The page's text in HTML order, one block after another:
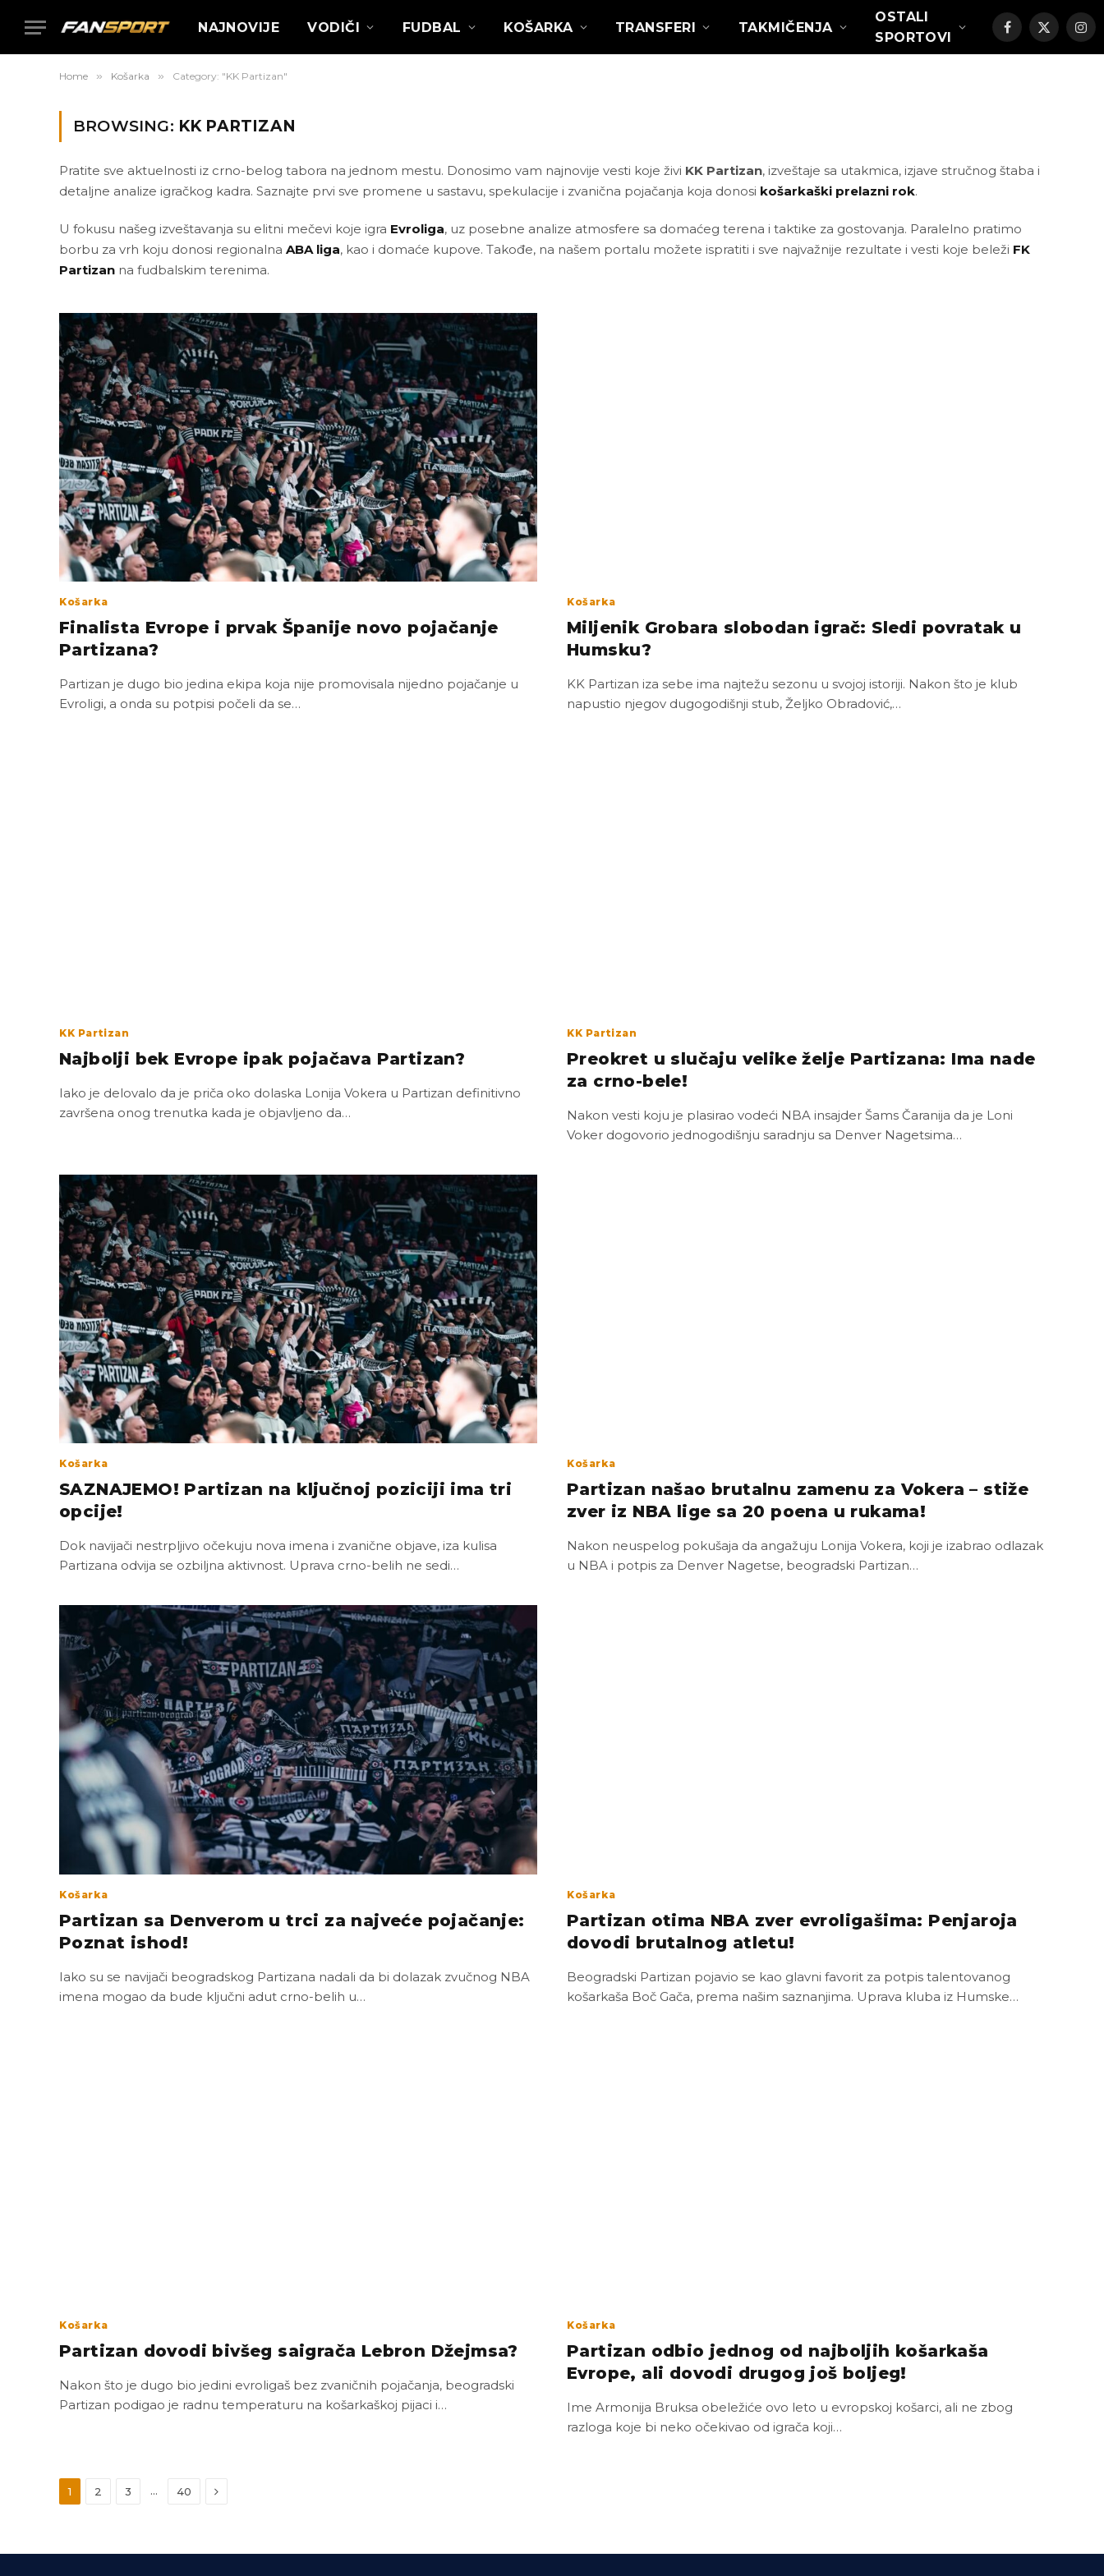
NAJNOVIJE VODIČI FUDBAL KOŠARKA TRANSFERI TAKMIČENJA
OSTALI
SPORTOVI
Facebook
X
(Twitter)
Home » Košarka » Category: "KK Partizan"
BROWSING: KK PARTIZAN
Pratite sve aktuelnosti iz crno-belog tabora na jednom mestu. Donosimo vam najnovije vesti koje živi KK Partizan, izveštaje sa utakmica, izjave stručnog štaba i
detaljne analize igračkog kadra. Saznajte prvi sve promene u sastavu, spekulacije i zvanična pojačanja koja donosi košarkaški prelazni rok.
U fokusu našeg izveštavanja su elitni mečevi koje igra Evroliga, uz posebne analize atmosfere sa domaćeg terena i taktike za gostovanja. Paralelno pratimo
borbu za vrh koju donosi regionalna ABA liga, kao i domaće kupove. Takođe, na našem portalu možete ispratiti i sve najvažnije rezultate i vesti koje beleži FK
Partizan na fudbalskim terenima.
Košarka
Finalista Evrope i prvak Španije novo pojačanje
Partizana?
Partizan je dugo bio jedina ekipa koja nije promovisala nijedno pojačanje u
Evroligi, a onda su potpisi počeli da se…
Košarka
Miljenik Grobara slobodan igrač: Sledi povratak u
Humsku?
KK Partizan iza sebe ima najtežu sezonu u svojoj istoriji. Nakon što je klub
napustio njegov dugogodišnji stub, Željko Obradović,…
KK Partizan
Najbolji bek Evrope ipak pojačava Partizan?
Iako je delovalo da je priča oko dolaska Lonija Vokera u Partizan definitivno
završena onog trenutka kada je objavljeno da…
KK Partizan
Preokret u slučaju velike želje Partizana: Ima nade
za crno-bele!
Nakon vesti koju je plasirao vodeći NBA insajder Šams Čaranija da je Loni
Voker dogovorio jednogodišnju saradnju sa Denver Nagetsima…
Košarka
SAZNAJEMO! Partizan na ključnoj poziciji ima tri
opcije!
Dok navijači nestrpljivo očekuju nova imena i zvanične objave, iza kulisa
Partizana odvija se ozbiljna aktivnost. Uprava crno-belih ne sedi…
Košarka
Partizan našao brutalnu zamenu za Vokera – stiže
zver iz NBA lige sa 20 poena u rukama!
Nakon neuspelog pokušaja da angažuju Lonija Vokera, koji je izabrao odlazak
u NBA i potpis za Denver Nagetse, beogradski Partizan…
Košarka
Partizan sa Denverom u trci za najveće pojačanje:
Poznat ishod!
Iako su se navijači beogradskog Partizana nadali da bi dolazak zvučnog NBA
imena mogao da bude ključni adut crno-belih u…
Košarka
Partizan otima NBA zver evroligašima: Penjaroja
dovodi brutalnog atletu!
Beogradski Partizan pojavio se kao glavni favorit za potpis talentovanog
košarkaša Boč Gača, prema našim saznanjima. Uprava kluba iz Humske…
Košarka
Partizan dovodi bivšeg saigrača Lebron Džejmsa?
Nakon što je dugo bio jedini evroligaš bez zvaničnih pojačanja, beogradski
Partizan podigao je radnu temperaturu na košarkaškoj pijaci i…
Košarka
Partizan odbio jednog od najboljih košarkaša
Evrope, ali dovodi drugog još boljeg!
Ime Armonija Bruksa obeležiće ovo leto u evropskoj košarci, ali ne zbog
razloga koje bi neko očekivao od igrača koji…
1 2 3 … 40 Next